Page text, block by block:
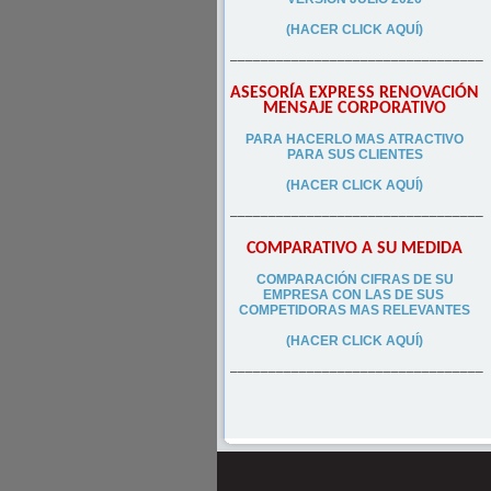
(HACER CLICK AQUÍ)
–––––––––––––––––––––––––––––––––
ASESORÍA EXPRESS RENOVACIÓN
MENSAJE CORPORATIVO
PARA HACERLO MAS ATRACTIVO
PARA SUS CLIENTES
(HACER CLICK AQUÍ)
–––––––––––––––––––––––––––––––––
COMPARATIVO A SU MEDIDA
COMPARACIÓN CIFRAS DE SU
EMPRESA CON LAS DE SUS
COMPETIDORAS MAS RELEVANTES
(HACER CLICK AQUÍ)
–––––––––––––––––––––––––––––––––